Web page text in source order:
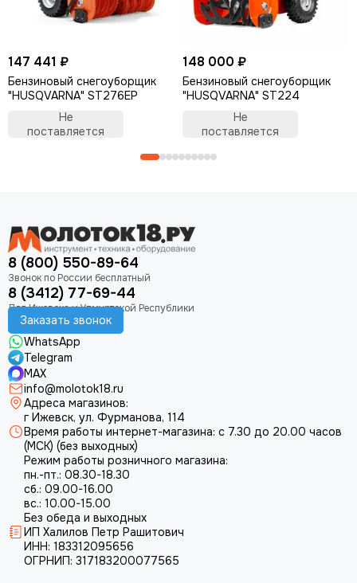
147 441 ₽
Бензиновый снегоуборщик
"HUSQVARNA" ST276EP
Не
поставляется
148 000 ₽
Бензиновый снегоуборщик
"HUSQVARNA" ST224
Не
поставляется
8 (800) 550-89-64
8 (3412) 77-69-44
Заказать звонок
WhatsApp
Telegram
MAX
info@molotok18.ru
Адреса магазинов:
г Ижевск, ул. Фурманова, 114
Время работы интернет-магазина: с 7.30 до 20.00 часов
(МСК) (без выходных)
Режим работы розничного магазина:
пн.-пт.: 08.30-18.30
сб.: 09.00-16.00
вс.: 10.00-15.00
Без обеда и выходных
ИП Халилов Петр Рашитович
ИНН: 183312095656
ОГРНИП: 317183200077565